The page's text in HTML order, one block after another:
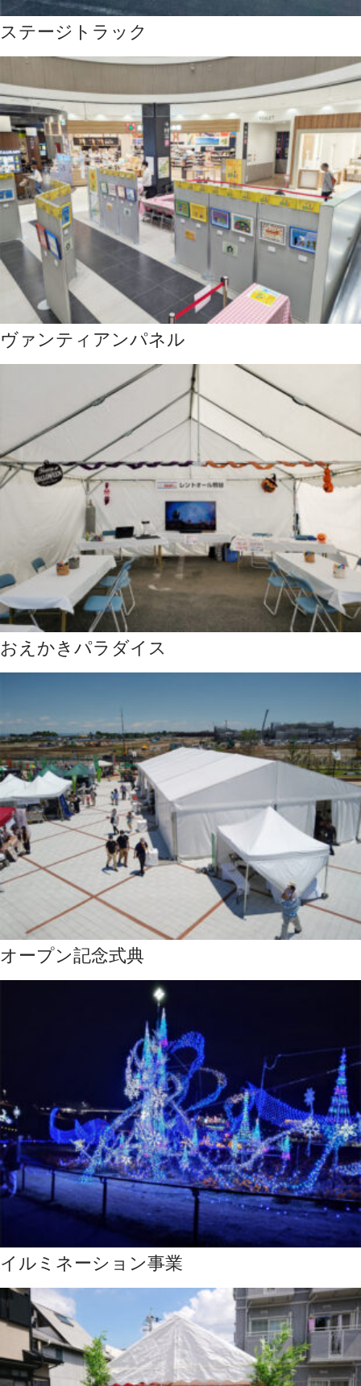
ステージトラック
ヴァンティアンパネル
おえかきパラダイス
オープン記念式典
イルミネーション事業